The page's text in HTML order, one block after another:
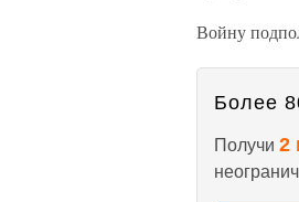
Войну
Более
Получи 2